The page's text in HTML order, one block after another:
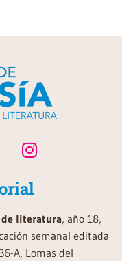
de literatura, año 18,
semanal editada
A, Lomas del